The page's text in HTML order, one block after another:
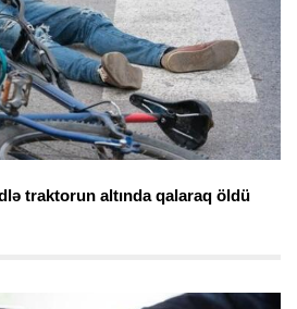
traktorun altında qalaraq öldü